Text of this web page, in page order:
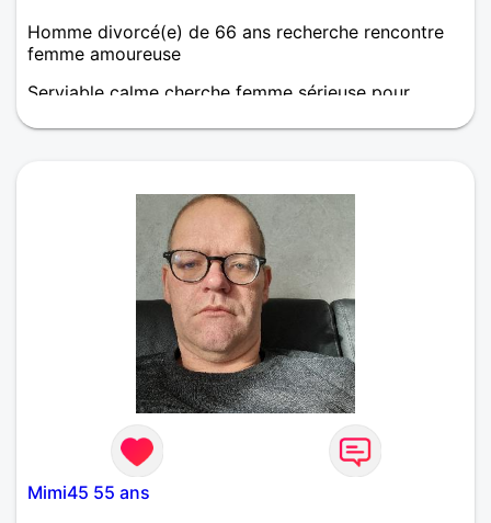
Homme divorcé(e) de 66 ans recherche rencontre
femme amoureuse
Serviable calme cherche femme sérieuse pour
Mimi45 55 ans